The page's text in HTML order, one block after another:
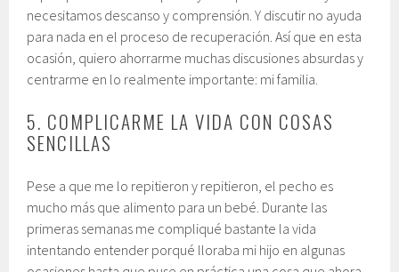
necesitamos descanso y comprensión. Y discutir no ayuda
para nada en el proceso de recuperación. Así que en esta
ocasión, quiero ahorrarme muchas discusiones absurdas y
centrarme en lo realmente importante: mi familia.
5. COMPLICARME LA VIDA CON COSAS
SENCILLAS
Pese a que me lo repitieron y repitieron, el pecho es
mucho más que alimento para un bebé. Durante las
primeras semanas me compliqué bastante la vida
intentando entender porqué lloraba mi hijo en algunas